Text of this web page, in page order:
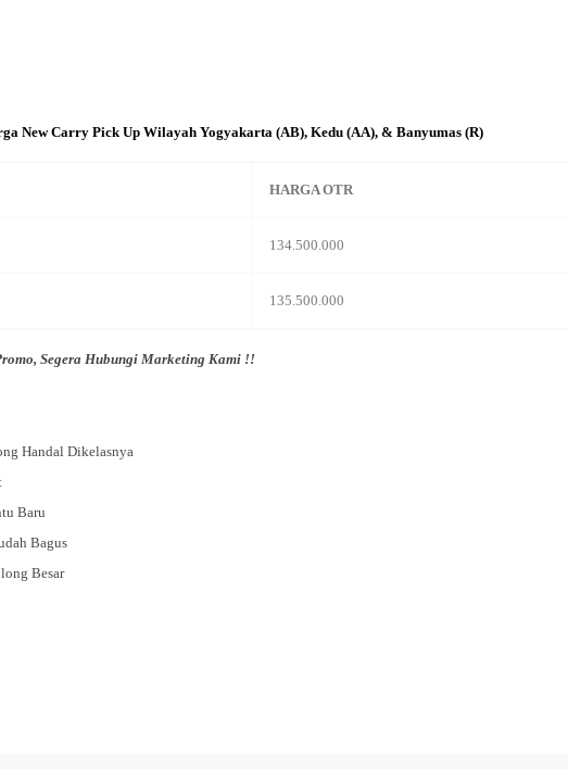
New Carry Pick Up Wilayah Yogyakarta (AB), Kedu (AA), & Banyumas (R)
HARGA OTR
134.500.000
135.500.000
Segera Hubungi Marketing Kami !!
Handal Dikelasnya
Baru
Bagus
Besar